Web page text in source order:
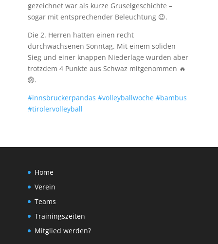
gezeichnet war als kurze Gruselgeschichte –
sogar mit entsprechender Beleuchtung 😉.
Die 2. Herren hatten einen recht
durchwachsenen Sonntag. Mit einem soliden
Sieg und einer knappen Niederlage wurden aber
trotzdem 4 Punkte aus Schwaz mitgenommen 🔥
🏐.
#innsbruckerpandas #volleyballwoche #bambus
#tirolervolleyball
Home
Verein
Teams
Trainingszeiten
Mitglied werden?